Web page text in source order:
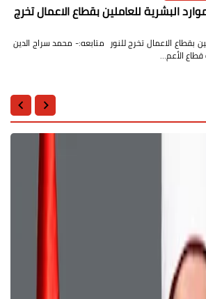
البشرية للعاملين بقطاع الاعمال تخرج
بقطاع الاعمال تخرج للنور متابعه:- محمد سراج الدين
الأعم…